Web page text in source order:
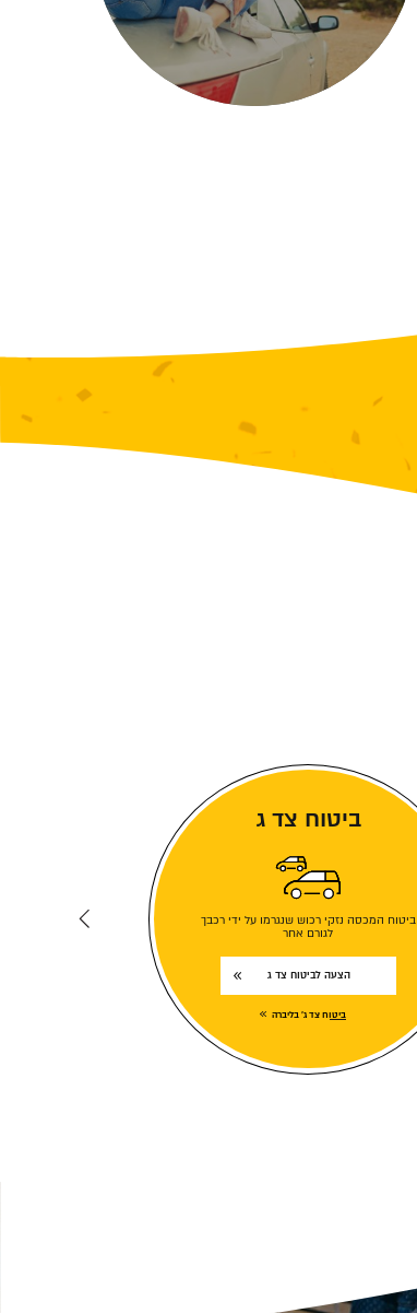
ביטוח צד ג
ביטוח המכסה נזקי רכוש שנגרמו על ידי רכבך
לגורם אחר
הצעה לביטוח צד ג
ביטוח צד ג' בליברה